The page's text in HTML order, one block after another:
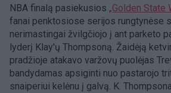
NBA finalą pasiekusios „Golden State
fanai penktosiose serijos rungtynėse
nerimastingai žvilgčiojo į ant parketo
lyderį Klay'ų Thompsoną. Žaidėją
pradžioje atakavo varžovų puolėjas
bandydamas apsiginti nuo pastarojo
snaiperiui kelėnu į galvą. K.